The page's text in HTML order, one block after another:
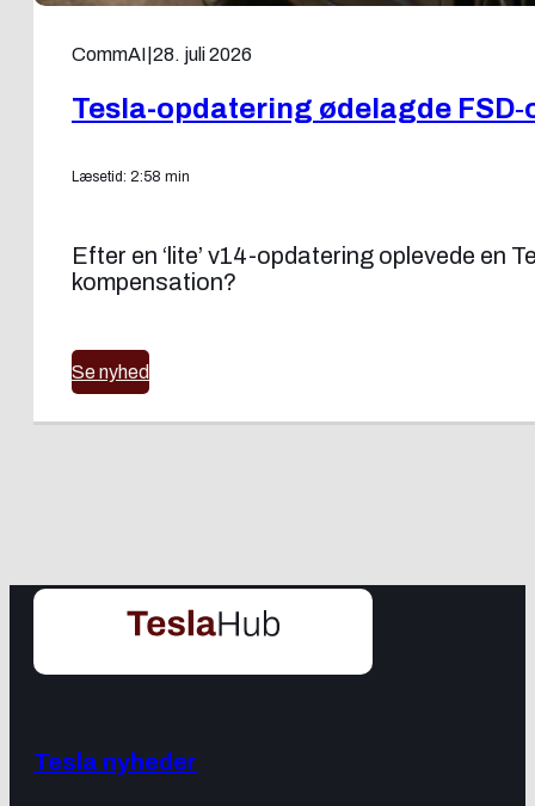
CommAI 28. juli 2026
Tesla-opdatering ødelagde
Læsetid: 2:58 min
Efter en ‘lite’ v14-opdatering oplevede en
kompensation?
Se nyhed
Tesla nyheder